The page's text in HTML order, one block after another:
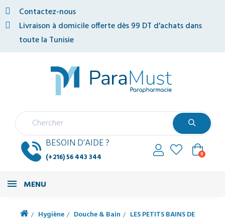
Contactez-nous
Livraison à domicile offerte dès 99 DT d'achats dans
toute la Tunisie
BESOIN D’AIDE ?
(+216) 56 443 344 0
MENU
Hygiène Douche & Bain
LES PETITS BAINS DE